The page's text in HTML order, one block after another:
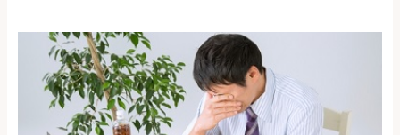
がありま...